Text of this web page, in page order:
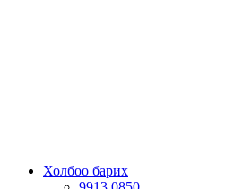
Холбоо барих